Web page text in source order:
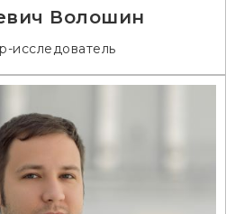
Волошин
исследователь